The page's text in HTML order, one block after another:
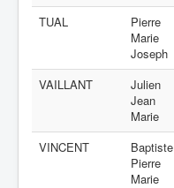
TUAL
Pierre
Marie
Joseph
VAILLANT
Julien
Jean
Marie
VINCENT
Baptiste
Pierre
Marie